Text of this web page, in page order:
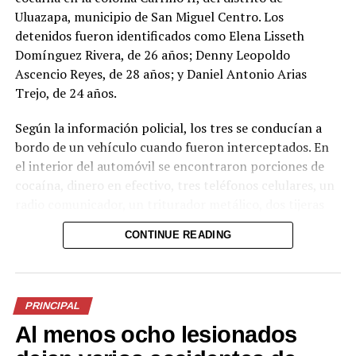
puente Titihuapa, en San Vicente.
El funcionario aseguró que este año planean avanzar
con importantes obras viales para mejorar la movilidad
y la seguridad de la población en las distintas rutas del
Comparte esto:
Facebook X
Me gusta esto:
Uluazapa, municipio de San Miguel Centro. Los
detenidos fueron identificados como Elena Lisseth
Domínguez Rivera, de 26 años; Denny Leopoldo
Ascencio Reyes, de 28 años; y Daniel Antonio Arias
Trejo, de 24 años.
Según la información policial, los tres se conducían a
bordo de un vehículo cuando fueron interceptados. En
el interior del automóvil se encontraron porciones de
cocaína, dinero en efectivo, tres teléfonos celulares, un
metálicas, un paquete de papel para elaborar cigarrillos
y varias bolsas plásticas transparentes.
Los capturados serán presentados ante los tribunales
correspondientes para enfrentar cargos por el delito de
tráfico ilícito de drogas. La Policía reiteró que este tipo
de actividades ilícitas solo conducen a enfrentar la
CONTINUE READING
PRINCIPAL
Al menos ocho lesionados